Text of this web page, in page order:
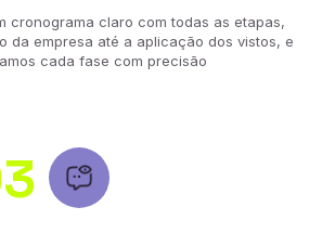
cronograma claro com todas as etapas,
da empresa até a aplicação dos vistos, e
cada fase com precisão